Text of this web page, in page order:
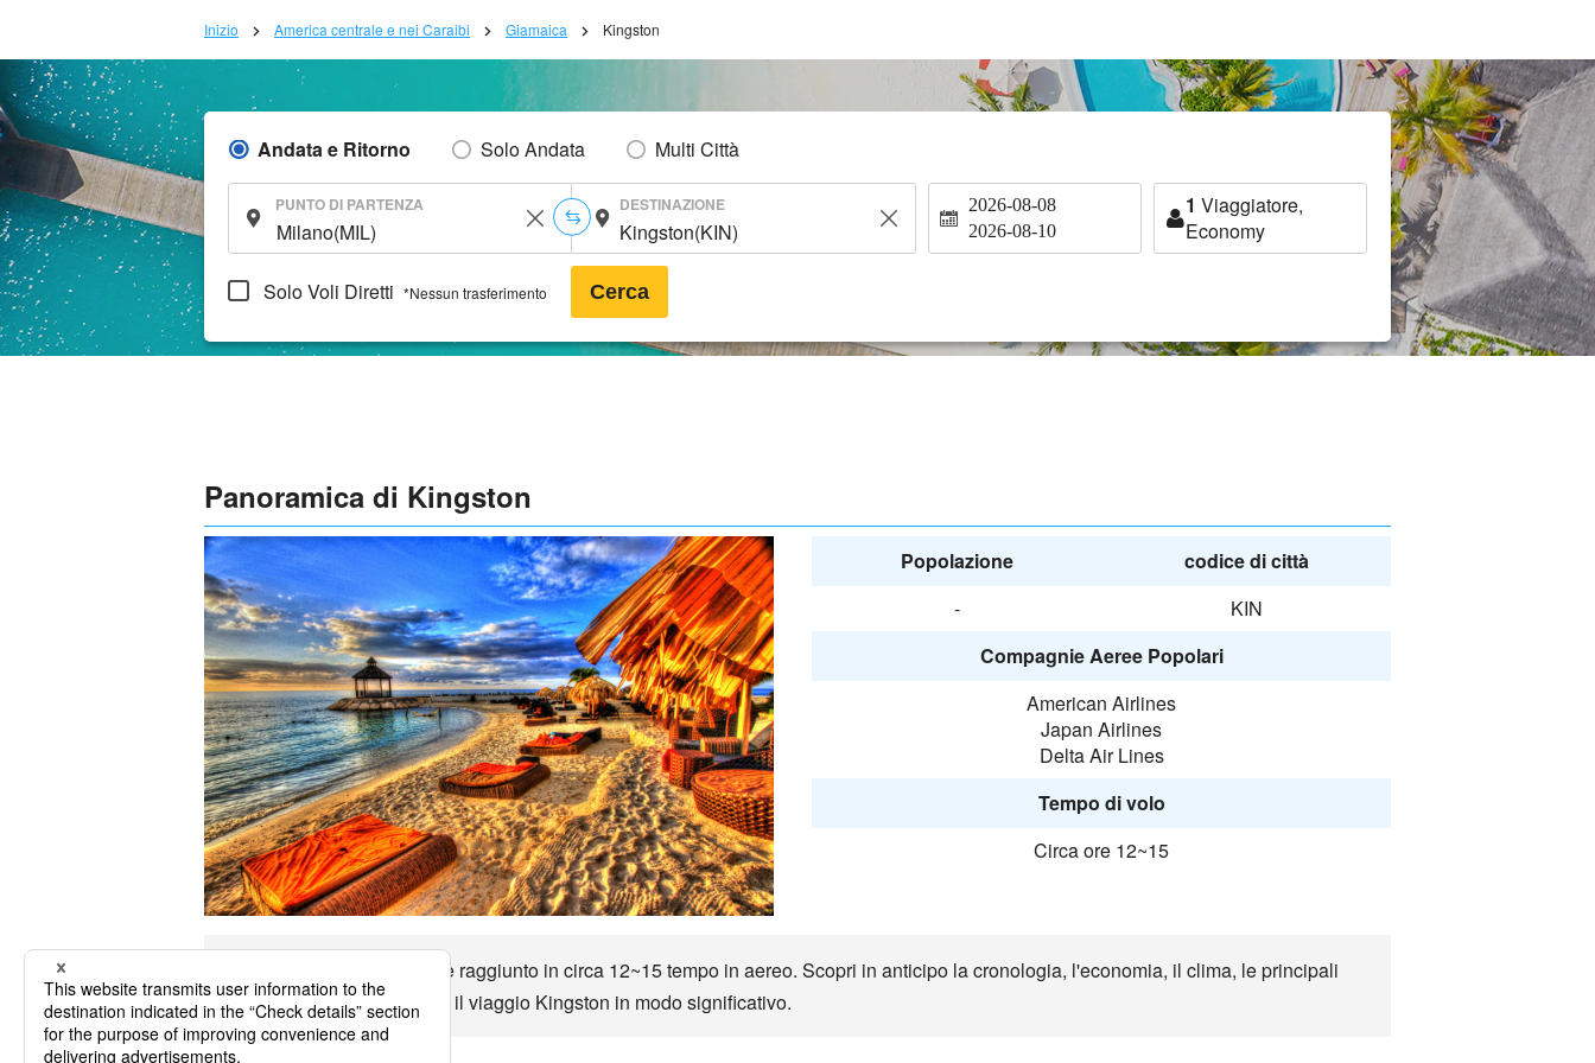
Inizio America centrale e nei Caraibi Giamaica Kingston
Andata e Ritorno Solo Andata Multi Città
PUNTO DI PARTENZA DESTINAZIONE 2026-08-08
2026-08-10
1 Viaggiatore,
Economy
Solo Voli Diretti *Nessun trasferimento Cerca
Panoramica di Kingston
Popolazione
codice di città
-
KIN
Compagnie Aeree Popolari
American Airlines
Japan Airlines
Delta Air Lines
Tempo di volo
Circa ore 12~15
Fino a Kingston può essere raggiunto in circa 12~15 tempo in aereo. Scopri in anticipo la cronologia, l'economia, il clima, le principali
opzioni di trasporto e goditi il viaggio Kingston in modo significativo.